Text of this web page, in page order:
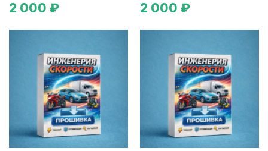
2 000 ₽ 2 000 ₽